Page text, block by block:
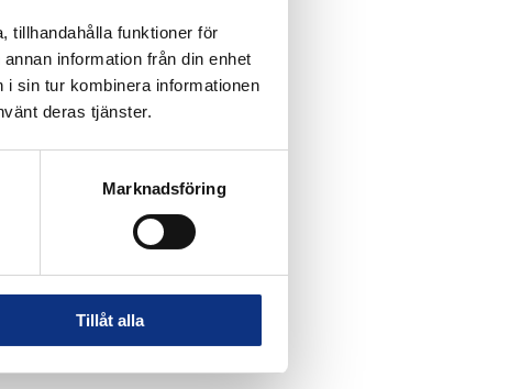
tillhandahålla funktioner för
information från din enhet
sin tur kombinera informationen
deras tjänster.
Marknadsföring
Tillåt alla